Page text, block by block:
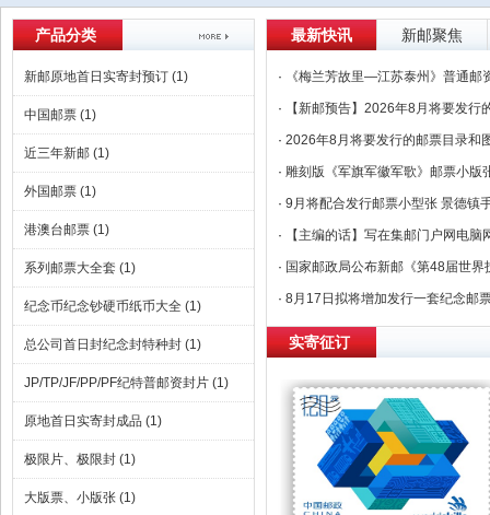
产品分类
新邮原地首日实寄封预订 (1)
中国邮票 (1)
近三年新邮 (1)
外国邮票 (1)
港澳台邮票 (1)
系列邮票大全套 (1)
纪念币纪念钞硬币纸币大全 (1)
总公司首日封纪念封特种封 (1)
JP/TP/JF/PP/PF纪特普邮资封片 (1)
原地首日实寄封成品 (1)
极限片、极限封 (1)
大版票、小版张 (1)
最新快讯 新邮聚焦
· 《梅兰芳故里—江苏泰州》普通邮
· 【新邮预告】2026年8月将要发行
· 2026年8月将要发行的邮票目录和
· 雕刻版《军旗军徽军歌》邮票小版
· 9月将配合发行邮票小型张 景德镇
· 【主编的话】写在集邮门户网电
· 国家邮政局公布新邮《第48届世界
· 8月17日拟将增加发行一套纪念邮
实寄征订